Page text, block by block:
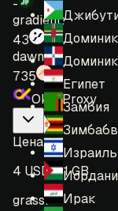
Египет
Замбия
Израиль
Ирак
-
gradient:
43
dawn:
735
OkeyProxy
Цена:
4 USD = 1 GB
grass: